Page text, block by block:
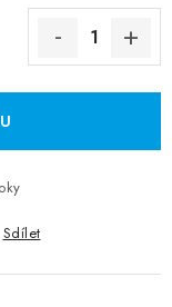
Sdílet